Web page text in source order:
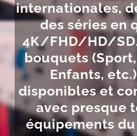
internationales,
des séries en
4K/FHD/HD/
bouquets
Enfants,
disponibles et
avec presque
équipements